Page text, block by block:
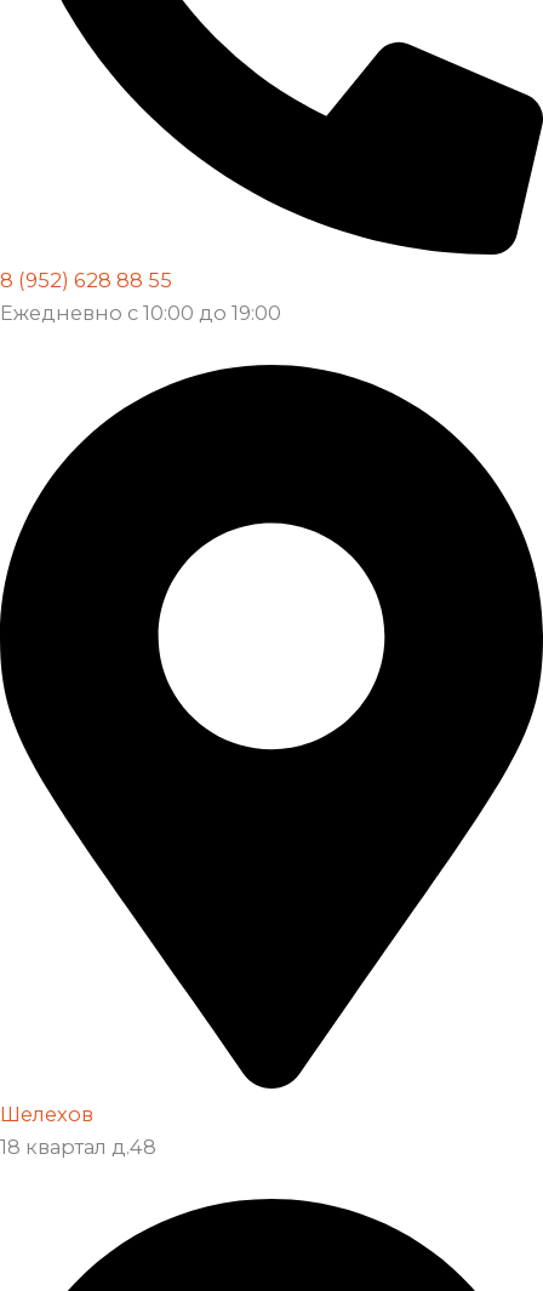
8 (952) 628 88 55
Ежедневно с 10:00 до 19:00
Шелехов
18 квартал д.48